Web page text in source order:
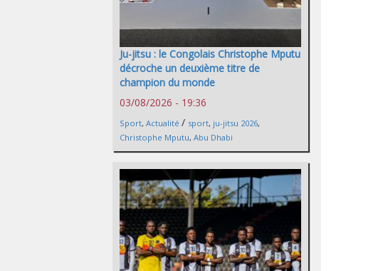
Ju-jitsu : le Congolais Christophe Mputu
décroche un deuxième titre de
champion du monde
03/08/2026 - 19:36
Sport, Actualité / sport, ju-jitsu 2026,
Christophe Mputu, Abu Dhabi